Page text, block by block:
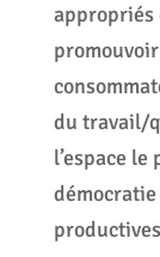
appropriés
du travail/
l’espace